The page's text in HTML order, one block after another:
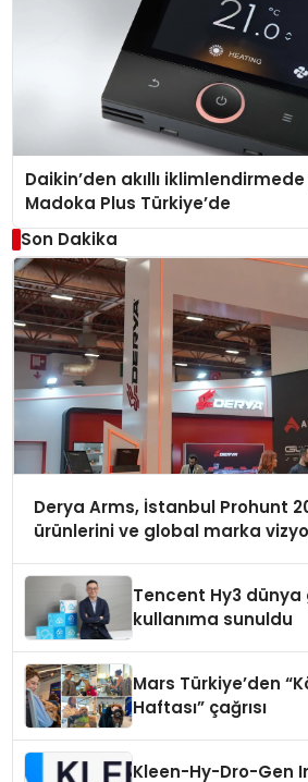
Daikin’den akıllı
Madoka Plus Türkiye’de
Son Dakika
Derya Arms, İstanbul Prohunt
ürünlerini ve global marka
Tencent Hy3
kullanıma sunuldu
Mars Türkiye’den
Haftası” çağrısı
Kleen-Hy-Dro-Gen